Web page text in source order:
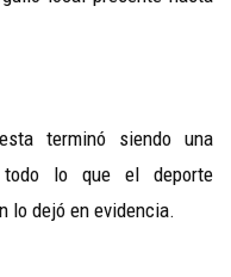
terminó siendo una
todo lo que el deporte
lo dejó en evidencia.